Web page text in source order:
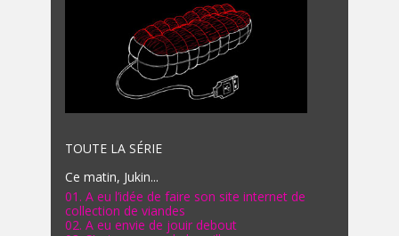
TOUTE LA SÉRIE
Ce matin, Jukin...
01. A eu l’idée de faire son site internet de
collection de viandes
02. A eu envie de jouir debout